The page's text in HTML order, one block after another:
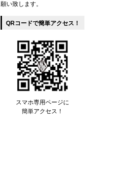
願い致します。
QRコードで簡単アクセス！
スマホ専用ページに
簡単アクセス！